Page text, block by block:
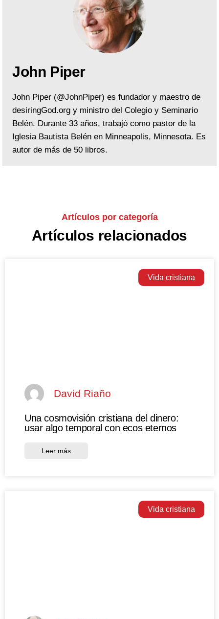
John Piper
John Piper (@JohnPiper) es fundador y maestro de
desiringGod.org y ministro del Colegio y Seminario
Belén. Durante 33 años, trabajó como pastor de la
Iglesia Bautista Belén en Minneapolis, Minnesota. Es
autor de más de 50 libros.
Artículos por categoría
Artículos relacionados
Vida cristiana
David Riaño
Una cosmovisión cristiana del dinero:
usar algo temporal con ecos eternos
Leer más
Vida cristiana